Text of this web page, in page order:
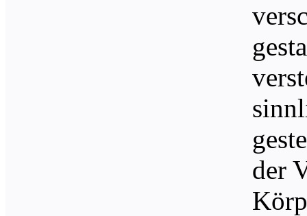
der